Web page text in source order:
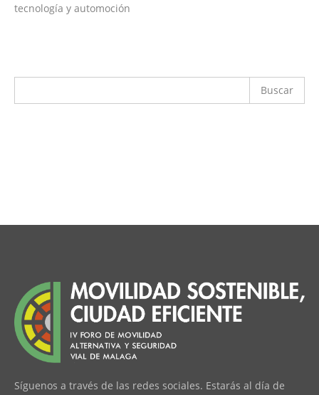
tecnología y automoción
Síguenos a través de las redes sociales. Estarás al día de